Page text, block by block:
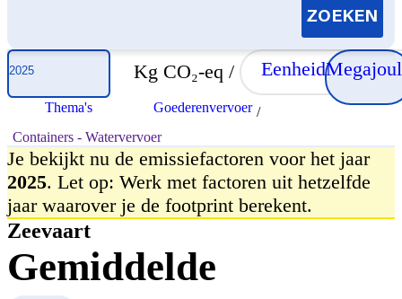
Selecteer jaar
Kg CO₂-eq / Eenheid
Thema's Goederenvervoer /
Containers - Watervervoer
Je bekijkt nu de emissiefactoren voor het jaar
2025. Let op: Werk met factoren uit hetzelfde
jaar waarover je de footprint berekent.
Zeevaart
Gemiddelde